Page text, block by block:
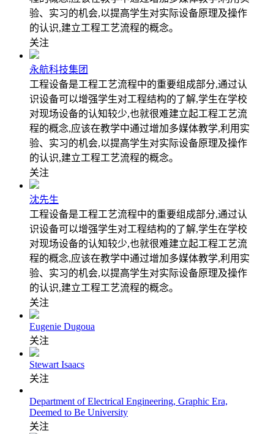
验、实习的机会,以提高学生对实际设备原理及操作
的认识,建立工程工艺流程的概念。
关注
永航科技集团
工程设备是工程工艺流程中的重要组成部分,通过认
识设备可以增强学生对工程结构的了解,学生在学校
对现场设备的认知较少,也就很难建立起工程工艺流
程的概念,应该在教学中通过增加多媒体教学,利用实
验、实习的机会,以提高学生对实际设备原理及操作
的认识,建立工程工艺流程的概念。
关注
沈先生
工程设备是工程工艺流程中的重要组成部分,通过认
识设备可以增强学生对工程结构的了解,学生在学校
对现场设备的认知较少,也就很难建立起工程工艺流
程的概念,应该在教学中通过增加多媒体教学,利用实
验、实习的机会,以提高学生对实际设备原理及操作
的认识,建立工程工艺流程的概念。
关注
Eugenie Dugoua
关注
Stewart Isaacs
关注
Department of Electrical Engineering, Graphic Era,
Deemed to Be University
关注